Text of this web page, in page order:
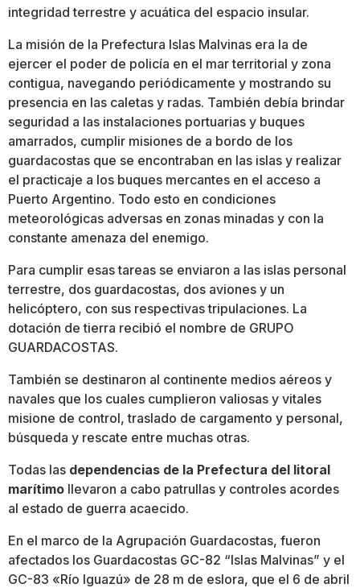
integridad terrestre y acuática del espacio insular.
La misión de la Prefectura Islas Malvinas era la de
ejercer el poder de policía en el mar territorial y zona
contigua, navegando periódicamente y mostrando su
presencia en las caletas y radas. También debía brindar
seguridad a las instalaciones portuarias y buques
amarrados, cumplir misiones de a bordo de los
guardacostas que se encontraban en las islas y realizar
el practicaje a los buques mercantes en el acceso a
Puerto Argentino. Todo esto en condiciones
meteorológicas adversas en zonas minadas y con la
constante amenaza del enemigo.
Para cumplir esas tareas se enviaron a las islas personal
terrestre, dos guardacostas, dos aviones y un
helicóptero, con sus respectivas tripulaciones. La
dotación de tierra recibió el nombre de GRUPO
GUARDACOSTAS.
También se destinaron al continente medios aéreos y
navales que los cuales cumplieron valiosas y vitales
misione de control, traslado de cargamento y personal,
búsqueda y rescate entre muchas otras.
Todas las dependencias de la Prefectura del litoral
marítimo llevaron a cabo patrullas y controles acordes
al estado de guerra acaecido.
En el marco de la Agrupación Guardacostas, fueron
afectados los Guardacostas GC-82 “Islas Malvinas” y el
GC-83 «Río Iguazú» de 28 m de eslora, que el 6 de abril